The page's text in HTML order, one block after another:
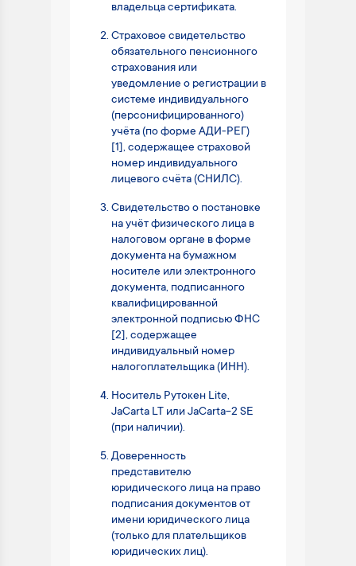
владельца сертификата.
Страховое свидетельство
обязательного пенсионного
страхования или
уведомление о регистрации в
системе индивидуального
(персонифицированного)
учёта (по форме АДИ-РЕГ)
[1], содержащее страховой
номер индивидуального
лицевого счёта (СНИЛС).
Свидетельство о постановке
на учёт физического лица в
налоговом органе в форме
документа на бумажном
носителе или электронного
документа, подписанного
квалифицированной
электронной подписью ФНС
[2], содержащее
индивидуальный номер
налогоплательщика (ИНН).
Носитель Рутокен Lite,
JaCarta LT или JaCarta-2 SE
(при наличии).
Доверенность
представителю
юридического лица на право
подписания документов от
имени юридического лица
(только для плательщиков
юридических лиц).